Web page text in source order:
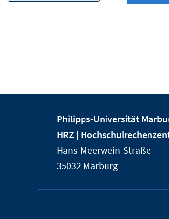
Informationen
der
Universität
Marburg
Philipps-Universität
HRZ |
Hans-Meerwein-Straße
35032 Marburg